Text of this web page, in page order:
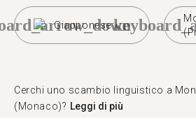
Giapponese
Cerchi uno scambio linguistico a
(Monaco)? Leggi di più